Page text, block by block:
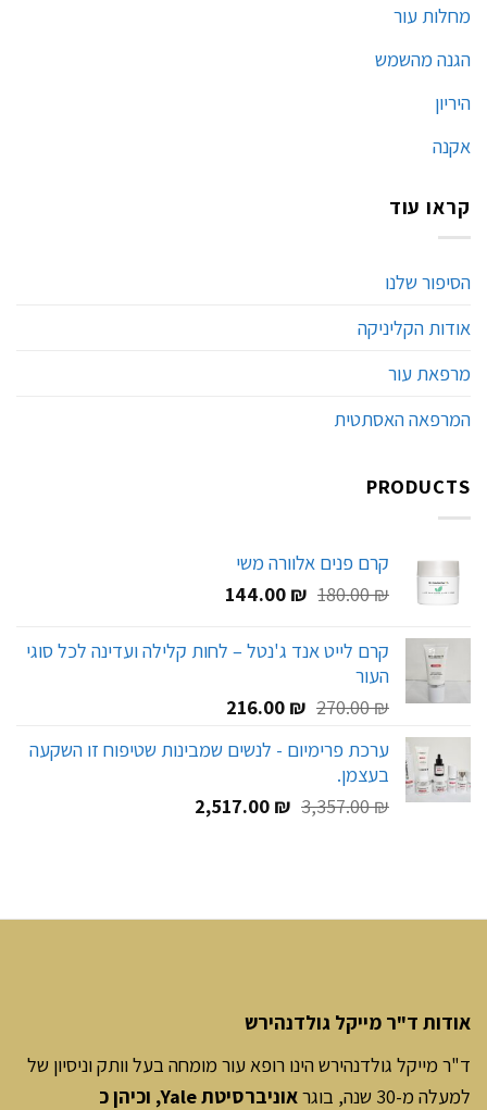
מחלות עור
הגנה מהשמש
היריון
אקנה
קראו עוד
הסיפור שלנו
אודות הקליניקה
מרפאת עור
המרפאה האסתטית
PRODUCTS
קרם פנים אלוורה משי
180.00₪
המחיר
היה:
144.00 ₪
המחיר
הוא:
144.00 ₪.
קרם לייט אנד ג'נטל – לחות קלילה ועדינה לכל סוגי
העור
270.00₪
המחיר
היה:
216.00 ₪
המחיר
הוא:
ערכת פרימיום - לנשים שמבינות שטיפוח זו השקעה
בעצמן.
3,357.00₪
המחיר2,517.00 ₪
המחיר
אודות ד"ר מייקל גולדנהירש
ד"ר מייקל גולדנהירש הינו רופא עור מומחה בעל וותק וניסיון של
למעלה מ-30 שנה, בוגר
אוניברסיטת Yale, וכיהן כ